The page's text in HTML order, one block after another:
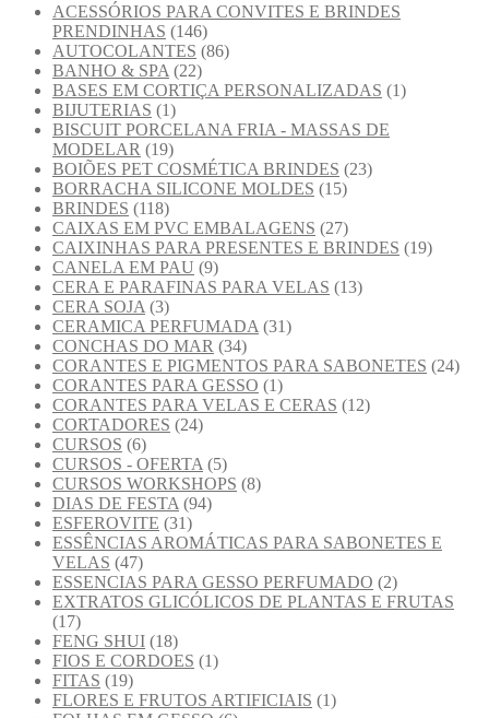
ACESSÓRIOS PARA CONVITES E BRINDES
PRENDINHAS (146)
AUTOCOLANTES (86)
BANHO & SPA (22)
BASES EM CORTIÇA PERSONALIZADAS (1)
BIJUTERIAS (1)
BISCUIT PORCELANA FRIA - MASSAS DE
MODELAR (19)
BOIÕES PET COSMÉTICA BRINDES (23)
BORRACHA SILICONE MOLDES (15)
BRINDES (118)
CAIXAS EM PVC EMBALAGENS (27)
CAIXINHAS PARA PRESENTES E BRINDES (19)
CANELA EM PAU (9)
CERA E PARAFINAS PARA VELAS (13)
CERA SOJA (3)
CERAMICA PERFUMADA (31)
CONCHAS DO MAR (34)
CORANTES E PIGMENTOS PARA SABONETES (24)
CORANTES PARA GESSO (1)
CORANTES PARA VELAS E CERAS (12)
CORTADORES (24)
CURSOS (6)
CURSOS - OFERTA (5)
CURSOS WORKSHOPS (8)
DIAS DE FESTA (94)
ESFEROVITE (31)
ESSÊNCIAS AROMÁTICAS PARA SABONETES E
VELAS (47)
ESSENCIAS PARA GESSO PERFUMADO (2)
EXTRATOS GLICÓLICOS DE PLANTAS E FRUTAS
(17)
FENG SHUI (18)
FIOS E CORDOES (1)
FITAS (19)
FLORES E FRUTOS ARTIFICIAIS (1)